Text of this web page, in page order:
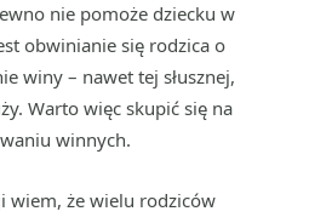
nie pomoże dziecku w
obwinianie się rodzica o
winy – nawet tej słusznej,
Warto więc skupić się na
winnych.
wiem, że wielu rodziców